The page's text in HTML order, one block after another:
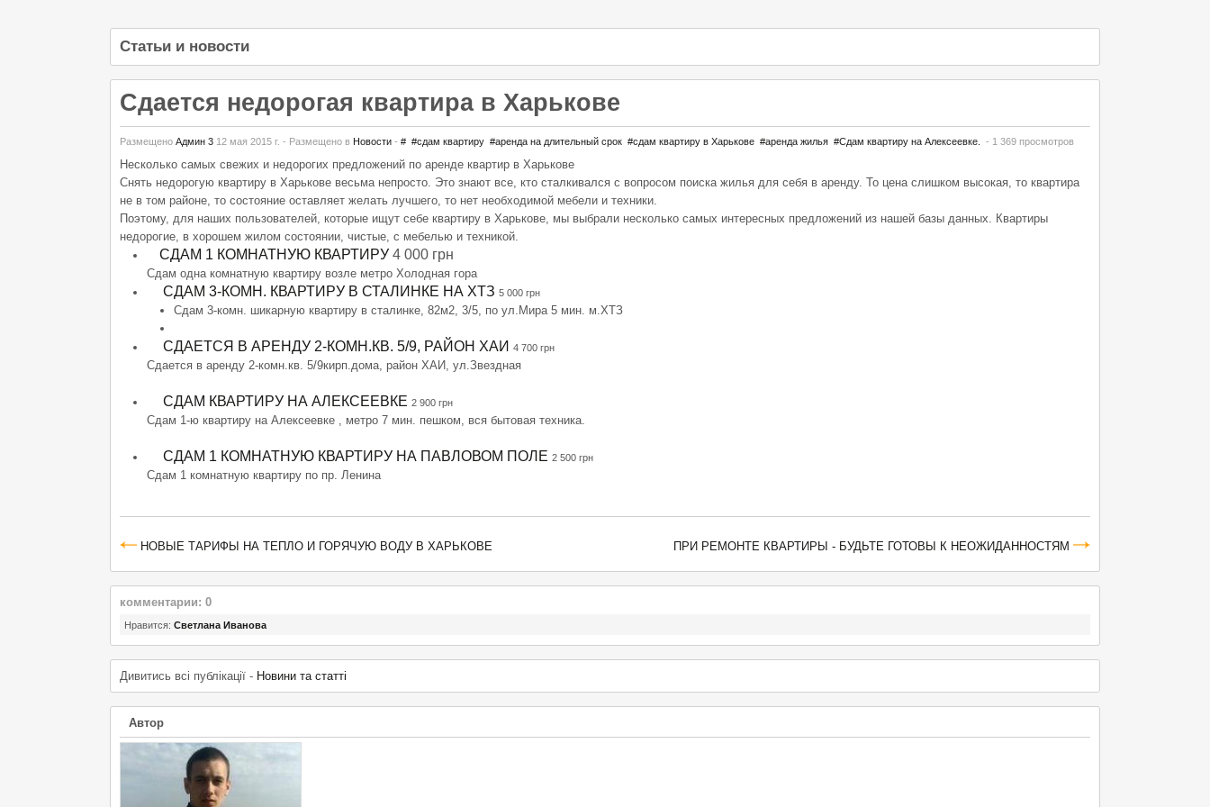
Статьи и новости
Сдается недорогая квартира в Харькове
Размещено Админ 3 12 мая 2015 г. - Размещено в Новости - # #сдам квартиру #аренда на длительный срок #сдам квартиру в Харькове #аренда жилья #Сдам квартиру на Алексеевке. - 1 369 просмотров
Несколько самых свежих и недорогих предложений по аренде квартир в Харькове
Снять недорогую квартиру в Харькове весьма непросто. Это знают все, кто сталкивался с вопросом поиска жилья для себя в аренду. То цена слишком высокая, то квартира
не в том районе, то состояние оставляет желать лучшего, то нет необходимой мебели и техники.
Поэтому, для наших пользователей, которые ищут себе квартиру в Харькове, мы выбрали несколько самых интересных предложений из нашей базы данных. Квартиры
недорогие, в хорошем жилом состоянии, чистые, с мебелью и техникой.
СДАМ 1 КОМНАТНУЮ КВАРТИРУ 4 000 грн
Сдам одна комнатную квартиру возле метро Холодная гора
СДАМ 3-КОМН. КВАРТИРУ В СТАЛИНКЕ НА ХТЗ 5 000 грн
Сдам 3-комн. шикарную квартиру в сталинке, 82м2, 3/5, по ул.Мира 5 мин. м.ХТЗ
СДАЕТСЯ В АРЕНДУ 2-КОМН.КВ. 5/9, РАЙОН ХАИ 4 700 грн
Сдается в аренду 2-комн.кв. 5/9кирп.дома, район ХАИ, ул.Звездная
СДАМ КВАРТИРУ НА АЛЕКСЕЕВКЕ 2 900 грн
Сдам 1-ю квартиру на Алексеевке , метро 7 мин. пешком, вся бытовая техника.
СДАМ 1 КОМНАТНУЮ КВАРТИРУ НА ПАВЛОВОМ ПОЛЕ 2 500 грн
Сдам 1 комнатную квартиру по пр. Ленина
НОВЫЕ ТАРИФЫ НА ТЕПЛО И ГОРЯЧУЮ ВОДУ В ХАРЬКОВЕ ПРИ РЕМОНТЕ КВАРТИРЫ - БУДЬТЕ ГОТОВЫ К НЕОЖИДАННОСТЯМ
комментарии: 0
Нравится: Светлана Иванова
Дивитись всі публікації - Новини та статті
Автор